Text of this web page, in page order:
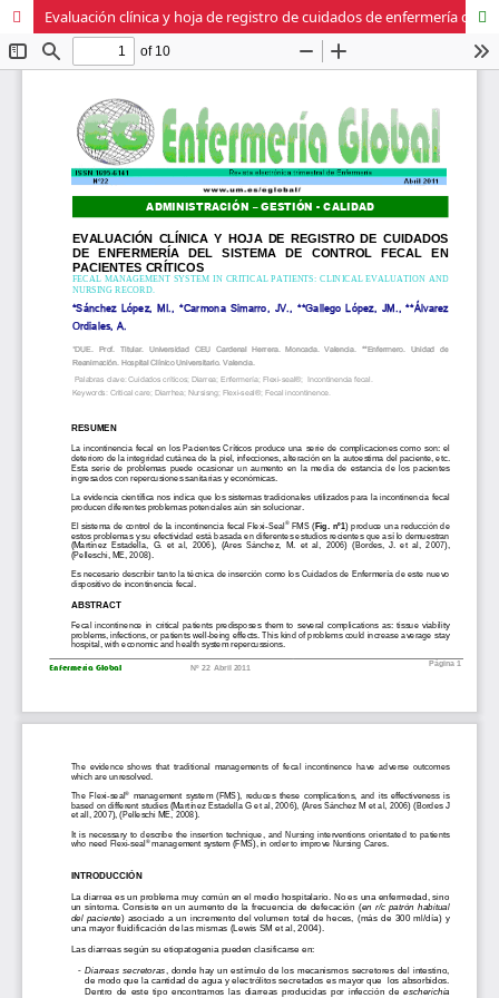
Evaluación clínica y hoja de registro de cuidados de enfermería del sistema de control fecal en pacientes críticos